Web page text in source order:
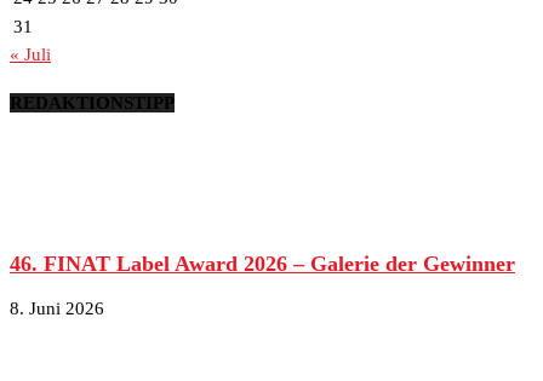
31
« Juli
REDAKTIONSTIPP
46. FINAT Label Award 2026 – Galerie der Gewinner
8. Juni 2026